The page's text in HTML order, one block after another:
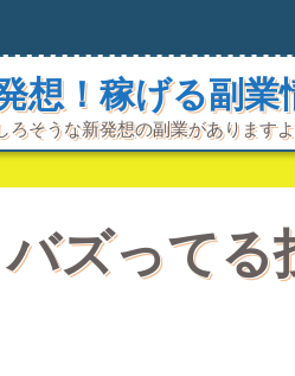
想！稼げる副
ろそうな新発想の副業がありますよ
バズってる